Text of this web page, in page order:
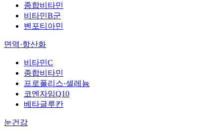
종합비타민
비타민B군
벤포티아민
면역·항산화
비타민C
종합비타민
프로폴리스·셀레늄
코엔자임Q10
베타글루칸
눈건강